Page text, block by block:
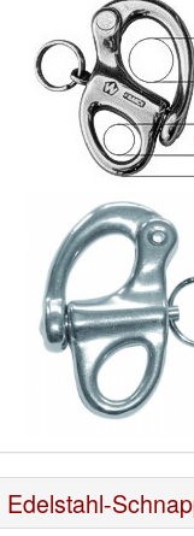
Edelstahl-